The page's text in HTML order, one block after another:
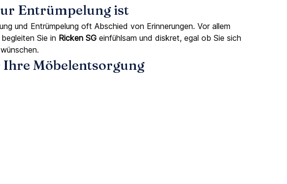
Entrümpelung ist
und Entrümpelung oft Abschied von Erinnerungen. Vor allem
begleiten Sie in Ricken SG einfühlsam und diskret, egal ob Sie sich
Ihre Möbelentsorgung